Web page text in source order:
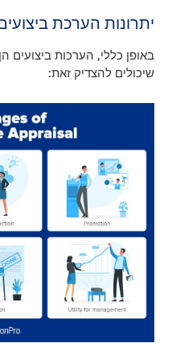
יתרונות הערכת
באופן כללי, הערכות ביצועים
שיכולים להצדיק זאת: